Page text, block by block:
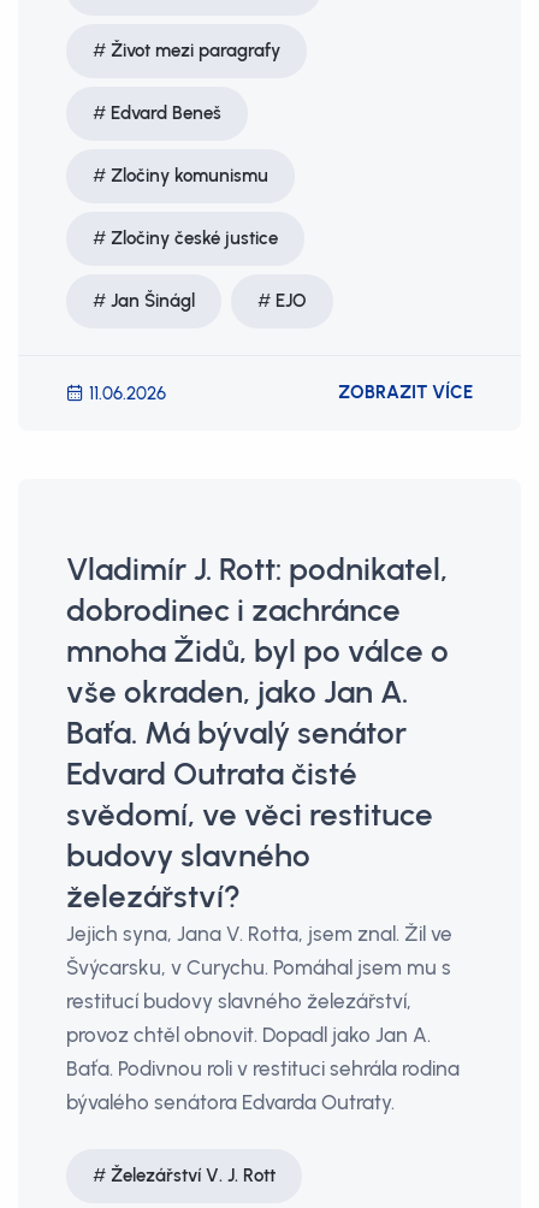
Život mezi paragrafy
Edvard Beneš
Zločiny komunismu
Zločiny české justice
Jan Šinágl EJO
11.06.2026 ZOBRAZIT VÍCE
Vladimír J. Rott: podnikatel,
dobrodinec i zachránce
mnoha Židů, byl po válce o
vše okraden, jako Jan A.
Baťa. Má bývalý senátor
Edvard Outrata čisté
svědomí, ve věci restituce
budovy slavného
železářství?
Jejich syna, Jana V. Rotta, jsem znal. Žil ve
Švýcarsku, v Curychu. Pomáhal jsem mu s
restitucí budovy slavného železářství,
provoz chtěl obnovit. Dopadl jako Jan A.
Baťa. Podivnou roli v restituci sehrála rodina
bývalého senátora Edvarda Outraty.
Železářství V. J. Rott